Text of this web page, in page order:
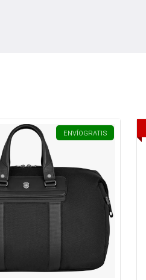
ENVÍOGRATIS